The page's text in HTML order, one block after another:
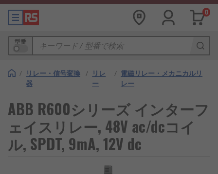
0
型番
/ リレー・信号変換
器
/ リレ
ー
/ 電磁リレー・メカニカルリ
レー
ABB R600シリーズ インターフ
ェイスリレー, 48V ac/dcコイ
ル, SPDT, 9mA, 12V dc